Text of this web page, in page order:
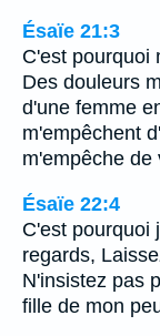
Ésaïe 21:3
C'est pourquoi
Des douleurs
d'une femme
m'empêchent
m'empêche de
Ésaïe 22:4
C'est pourquoi
regards,
N'insistez pas
fille de mon